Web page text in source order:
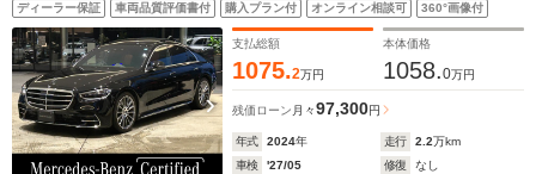
スライディングルーフ/電動シート(メモリ付)/アンビエン
トライト(64色)/ステアリングヒーター/リアアクスル/パフ
ュームアトマイザー/電動トランク
ディーラー保証 車両品質評価書付 購入プラン付 オンライン相談可 360°画像付
支払総額
1075.2万円
本体価格
1058.0万円
残価ローン 月々97,300円
年式 2024年 走行 2.2万km
車検
'27/05 修復
なし